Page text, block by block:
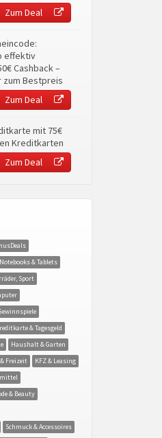
Zum Deal
effektiv
Cashback –
zum Bestpreis
Zum Deal
mit 75€
Kreditkarten
Zum Deal
& Tablets
Sport
& Tagesgeld
Haushalt & Garten
Freizeit
KFZ & Leasing
& Beauty
Schmuck & Accessoires